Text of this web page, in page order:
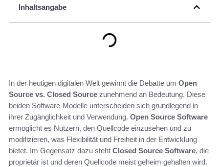
Inhaltsangabe
In der heutigen digitalen Welt gewinnt die Debatte um Open
Source vs. Closed Source zunehmend an Bedeutung. Diese
beiden Software-Modelle unterscheiden sich grundlegend in
ihrer Zugänglichkeit und Verwendung. Open Source Software
ermöglicht es Nutzern, den Quellcode einzusehen und zu
modifizieren, was Flexibilität und Freiheit in der Entwicklung
bietet. Im Gegensatz dazu steht Closed Source Software, die
proprietär ist und deren Quellcode meist geheim gehalten wird.